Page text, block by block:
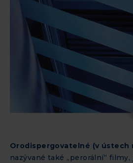
Orodispergovatelné (v ústech
nazývané také „perorální“